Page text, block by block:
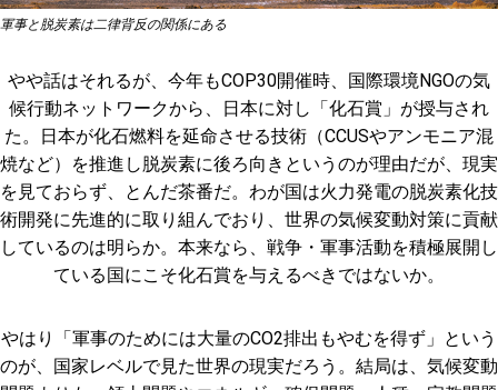
軍事と脱炭素は二律背反の関係にある
やや話はそれるが、今年もCOP30開催時、国際環境NGOの気
候行動ネットワークから、日本に対し「化石賞」が授与され
た。日本が化石燃料を延命させる技術（CCUSやアンモニア混
焼など）を推進し脱炭素に後ろ向きというのが理由だが、現実
を見ておらず、とんだ茶番だ。わが国は火力発電の脱炭素化技
術開発に先進的に取り組んでおり、世界の気候変動対策に貢献
しているのは明らか。本来なら、戦争・軍事活動を積極展開し
ている国にこそ化石賞を与えるべきではないか。
やはり「軍事のためには大量のCO2排出もやむを得ず」という
のが、国家レベルで見た世界の現実だろう。結局は、気候変動